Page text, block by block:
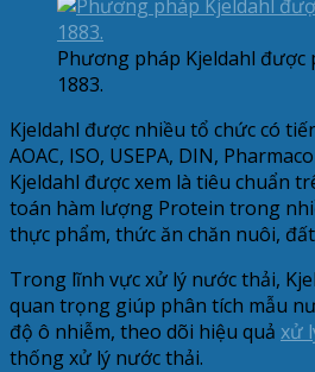
Phương pháp Kjeldahl
1883.
Kjeldahl được nhiều tổ chức có
AOAC, ISO, USEPA, DIN,
Kjeldahl được xem là tiêu chuẩn
toán hàm lượng Protein trong
thực phẩm, thức ăn chăn nuôi,
Trong lĩnh vực xử lý nước thải,
quan trọng giúp phân tích mẫu
độ ô nhiễm, theo dõi hiệu quả xử
thống xử lý nước thải.